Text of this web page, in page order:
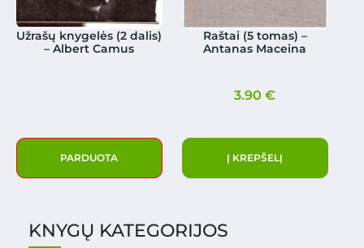
Užrašų knygelės (2 dalis)
– Albert Camus
PARDUOTA
Raštai (5 tomas) –
Antanas Maceina
3.90€
Į KREPŠELĮ
KNYGŲ KATEGORIJOS